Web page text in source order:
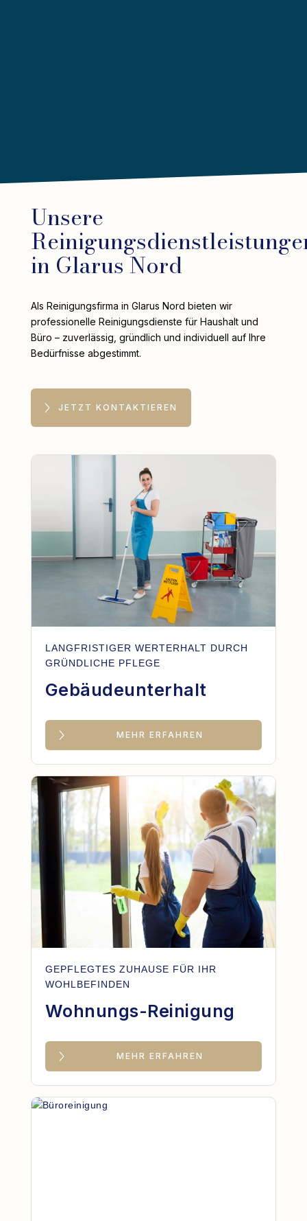
Unsere
in Glarus Nord
Als Reinigungsfirma in Glarus Nord bieten wir
professionelle Reinigungsdienste für Haushalt und
Büro – zuverlässig, gründlich und individuell auf Ihre
Bedürfnisse abgestimmt.
JETZT KONTAKTIEREN
LANGFRISTIGER WERTERHALT DURCH
GRÜNDLICHE PFLEGE
Gebäudeunterhalt
MEHR ERFAHREN
GEPFLEGTES ZUHAUSE FÜR IHR
WOHLBEFINDEN
Wohnungs-Reinigung
MEHR ERFAHREN